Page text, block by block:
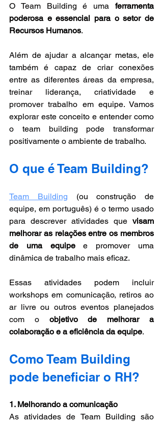
O Team Building é uma ferramenta
poderosa e essencial para o setor de
Recursos Humanos.
Além de ajudar a alcançar metas, ele
também é capaz de criar conexões
entre as diferentes áreas da empresa,
treinar liderança, criatividade e
promover trabalho em equipe. Vamos
explorar este conceito e entender como
o team building pode transformar
positivamente o ambiente de trabalho.
O que é Team Building?
Team Building (ou construção de
equipe, em português) é o termo usado
para descrever atividades que visam
melhorar as relações entre os membros
de uma equipe e promover uma
dinâmica de trabalho mais eficaz.
Essas atividades podem incluir
workshops em comunicação, retiros ao
ar livre ou outros eventos planejados
com o objetivo de melhorar a
colaboração e a eficiência da equipe.
Como Team Building
pode beneficiar o RH?
1. Melhorando a comunicação
As atividades de Team Building são